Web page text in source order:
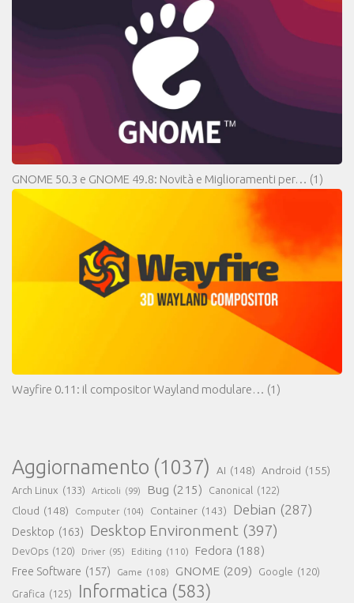
GNOME 50.3 e GNOME 49.8: Novità e Miglioramenti per… (1)
Wayfire 0.11: il compositor Wayland modulare… (1)
Aggiornamento (1037) AI (148) Android (155)
Arch Linux (133) Articoli (99) Bug (215) Canonical (122)
Cloud (148) Computer (104) Container (143) Debian (287)
Desktop (163) Desktop Environment (397)
DevOps (120) Driver (95) Editing (110) Fedora (188)
Free Software (157) Game (108) GNOME (209) Google (120)
Grafica (125) Informatica (583)